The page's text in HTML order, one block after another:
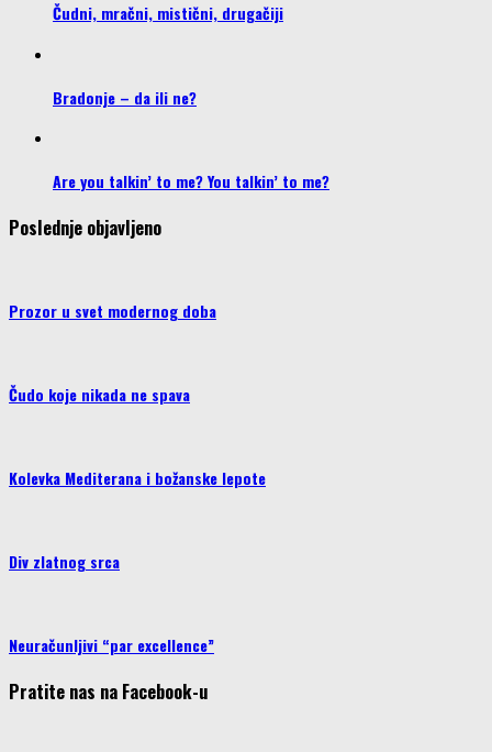
Čudni, mračni, mistični, drugačiji
Bradonje – da ili ne?
Are you talkin’ to me? You talkin’ to me?
Poslednje objavljeno
Prozor u svet modernog doba
Čudo koje nikada ne spava
Kolevka Mediterana i božanske lepote
Div zlatnog srca
Neuračunljivi “par excellence”
Pratite nas na Facebook-u